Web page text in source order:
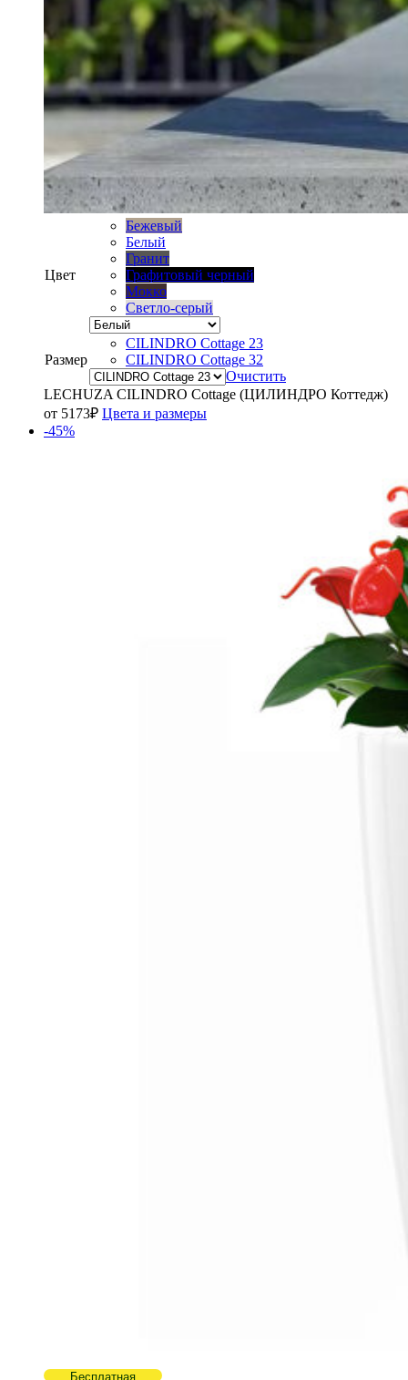
Цвет
Бежевый
Белый
Гранит
Графитовый черный
Мокко
Светло-серый
Размер
CILINDRO Cottage 23
CILINDRO Cottage 32
Очистить
LECHUZA CILINDRO Cottage (ЦИЛИНДРО Коттедж)
от 5173₽ Цвета и размеры
-45%
Бесплатная